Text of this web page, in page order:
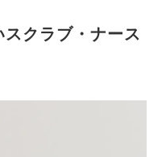
クラブ・ナース